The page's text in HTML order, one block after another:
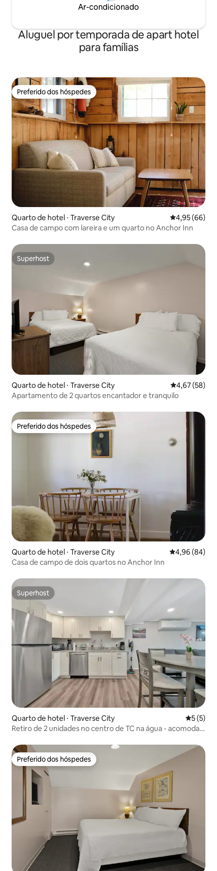
Ar-condicionado
Aluguel por temporada de apart hotel
para famílias
Preferido dos hóspedes
Preferido dos hóspedes
Quarto de hotel ⋅ Traverse City 4,95 de uma
4,95 (66)
Casa de campo com lareira e um quarto no Anchor Inn
Superhost
Superhost
Quarto de hotel ⋅ Traverse City 4,67 de uma
4,67 (58)
Apartamento de 2 quartos encantador e tranquilo
Preferido dos hóspedes
Preferido dos hóspedes
Quarto de hotel ⋅ Traverse City 4,96 de uma
4,96 (84)
Casa de campo de dois quartos no Anchor Inn
Superhost
Superhost
Quarto de hotel ⋅ Traverse City 5 de
5 (5)
Retiro de 2 unidades no centro de TC na água - acomoda
Preferido dos hóspedes
Preferido dos hóspedes